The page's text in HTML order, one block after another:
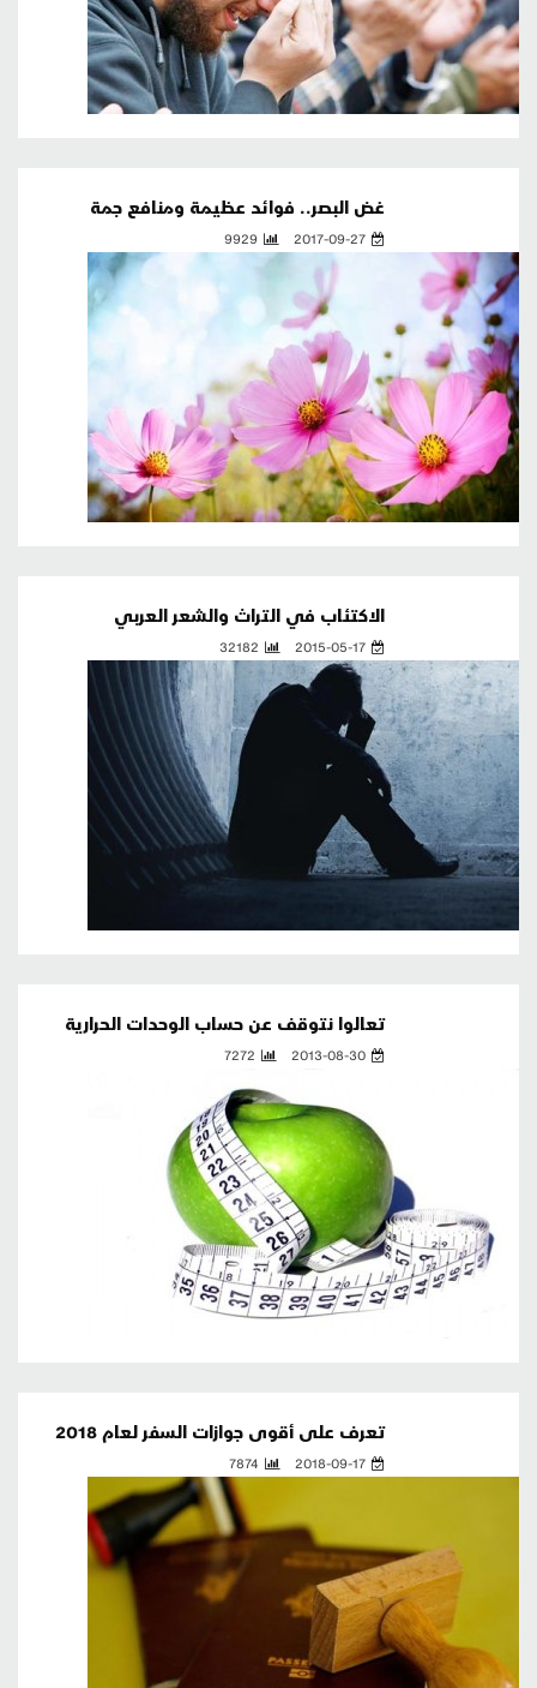
غض البصر.. فوائد عظيمة ومنافع جمة
2017-09-27
9929
الاكتئاب في التراث والشعر العربي
2015-05-17
32182
تعالوا نتوقف عن حساب الوحدات الحرارية
2013-08-30
7272
تعرف على أقوى جوازات السفر لعام 2018
2018-09-17
7874